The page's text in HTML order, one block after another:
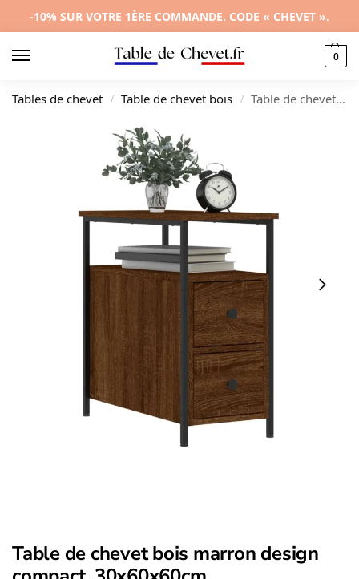
-10% SUR VOTRE 1ÈRE COMMANDE. CODE « CHEVET ».
0
Tables de chevet / Table de chevet bois / Table de chevet bois marron design compact, 30x60x60cm
Table de chevet bois marron design